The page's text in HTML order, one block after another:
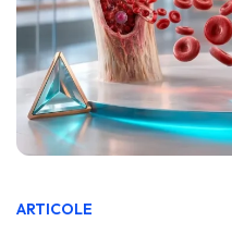
ARTICOLE